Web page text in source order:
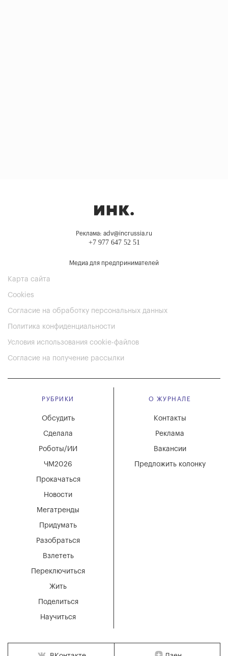
Реклама: adv@incrussia.ru
+7 977 647 52 51
Медиа для предпринимателей
Карта сайта
Cookies
Согласие на обработку персональных данных
Политика конфиденциальности
Условия использования cookie-файлов
Согласие на получение рассылки
РУБРИКИ
Мегатренды
Придумать
Разобраться
Взлететь
Новости
Переключиться
Жить
Поделиться
Научиться
Обсудить
Сделала
Роботы/ИИ
ЧМ2026
Прокачаться
О ЖУРНАЛЕ
Вакансии
Реклама
Контакты
Предложить колонку